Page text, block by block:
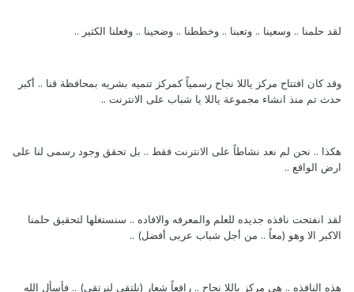
لقد حلمنا .. وسعينا .. وتعبنا .. وخططنا .. وضحينا .. وفعلنا الكثير ..
وقد كان افتتاح مركز ياللا نجاح رسمياً كمركز تنميه بشريه بمحافظة قنا .. أكبر
حدث تم منذ انشاء مجموعة ياللا يا شباب على الانترنت ..
هكذا .. نحن لم نعد نشاطاً على الانترنت فقط .. بل تحقق وجود رسمى لنا على
ارض الواقع ..
لقد انفتحت نافذه جديده للعلم والمعرفه والافاده .. سنستغلها لتحقيق حلمنا
الاكبر الا وهو (معاً .. من أجل شباب عربى أفضل) ..
هذه النافذه .. هى مركز ياللا نجاح .. رافعاً شعار (نلتقى لنرتقى) .. فأسأل الله